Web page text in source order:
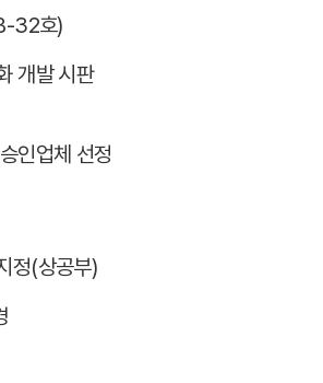
32호)
개발 시판
인업체 선정
정(상공부)